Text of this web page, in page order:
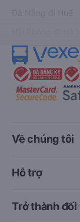
Về chúng tôi
Hỗ trợ
Trở thành đối